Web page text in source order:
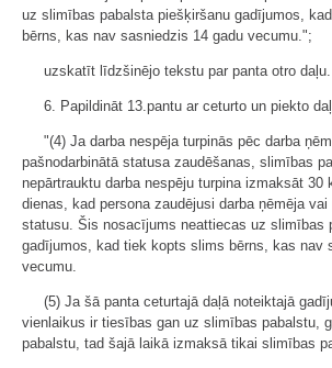
uz slimības pabalsta piešķiršanu gadījumos,
bērns, kas nav sasniedzis 14 gadu vecumu.";
uzskatīt līdzšinējo tekstu par panta otro daļu.
6. Papildināt 13.pantu ar ceturto un piekto
"(4) Ja darba nespēja turpinās pēc darba
pašnodarbinātā statusa zaudēšanas, slimības
nepārtrauktu darba nespēju turpina izmaksāt 30
dienas, kad persona zaudējusi darba ņēmēja vai
statusu. Šis nosacījums neattiecas uz slimības
gadījumos, kad tiek kopts slims bērns, kas nav
vecumu.
(5) Ja šā panta ceturtajā daļā noteiktajā
vienlaikus ir tiesības gan uz slimības pabalstu,
pabalstu, tad šajā laikā izmaksā tikai slimības